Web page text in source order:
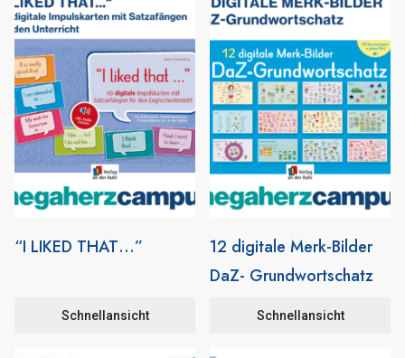
“I LIKED THAT…”
Schnellansicht
12 digitale Merk-Bilder
DaZ- Grundwortschatz
Schnellansicht